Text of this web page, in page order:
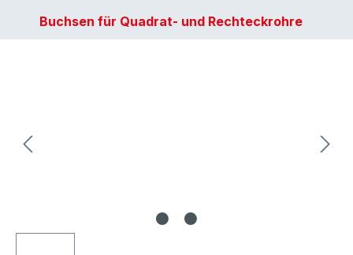
Buchsen für Quadrat- und Rechteckrohre